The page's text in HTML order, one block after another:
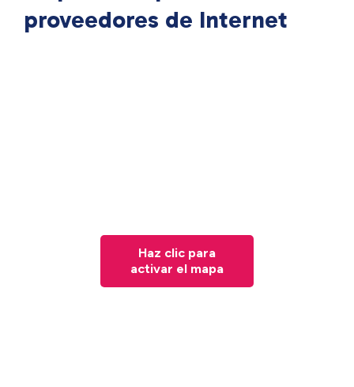
proveedores de Internet
Haz clic para
activar el mapa